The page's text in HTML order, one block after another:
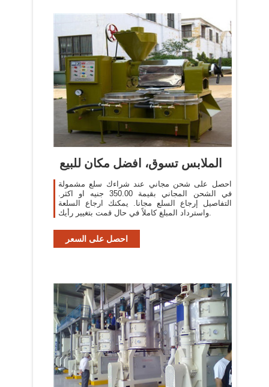
الملابس تسوق، افضل مكان للبيع
احصل على شحن مجاني عند شراءك سلع مشمولة
في الشحن المجاني بقيمة 350.00 جنيه او اكثر.
التفاصيل إرجاع السلع مجانا. يمكنك ارجاع السلعة
واسترداد المبلغ كاملاً في حال قمت بتغيير رأيك.
احصل على السعر